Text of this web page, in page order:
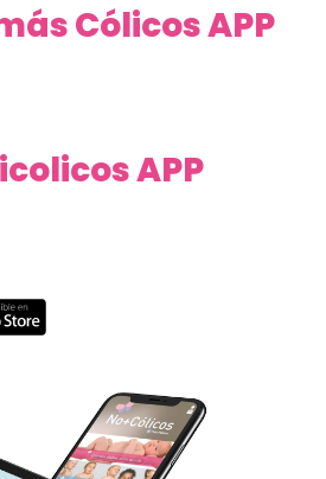
Cólicos APP
APP